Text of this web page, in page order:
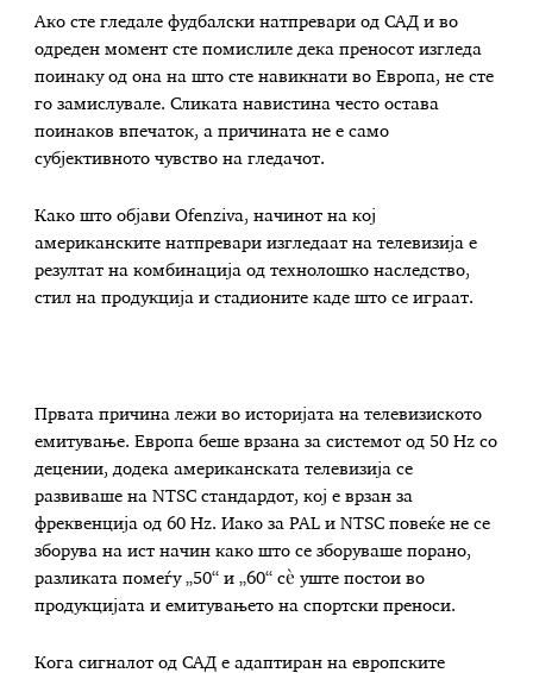
Ако сте гледале фудбалски натпревари од САД и во
одреден момент сте помислиле дека преносот изгледа
поинаку од она на што сте навикнати во Европа, не сте
го замислувале. Сликата навистина често остава
поинаков впечаток, а причината не е само
субјективното чувство на гледачот.
Како што објави Ofenziva, начинот на кој
американските натпревари изгледаат на телевизија е
резултат на комбинација од технолошко наследство,
стил на продукција и стадионите каде што се играат.
Првата причина лежи во историјата на телевизиското
емитување. Европа беше врзана за системот од 50 Hz со
децении, додека американската телевизија се
развиваше на NTSC стандардот, кој е врзан за
фреквенција од 60 Hz. Иако за PAL и NTSC повеќе не се
зборува на ист начин како што се зборуваше порано,
разликата помеѓу „50“ и „60“ сè уште постои во
продукцијата и емитувањето на спортски преноси.
Кога сигналот од САД е адаптиран на европските